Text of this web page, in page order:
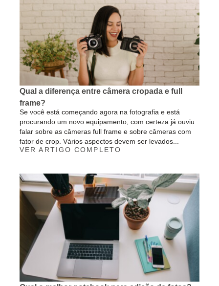
Qual a diferença entre câmera cropada e full
frame?
Se você está começando agora na fotografia e está
procurando um novo equipamento, com certeza já ouviu
falar sobre as câmeras full frame e sobre câmeras com
fator de crop. Vários aspectos devem ser levados...
VER ARTIGO COMPLETO